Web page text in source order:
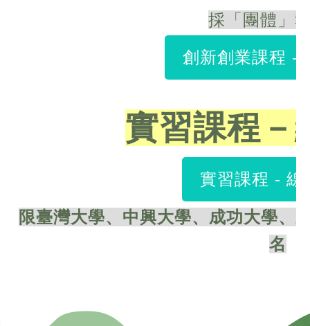
採「團體」
創新創業課程 -
實習課程－
實習課程 - 線
限臺灣大學、 中興大學、成功大學、
名